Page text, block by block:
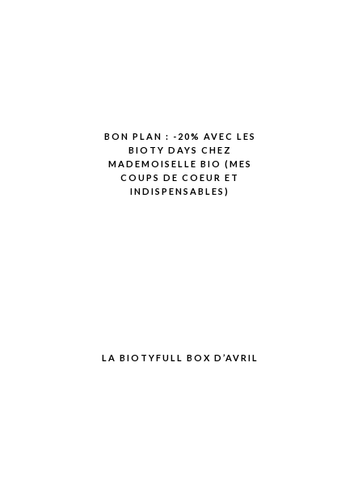
BON PLAN : -20% AVEC LES
BIOTY DAYS CHEZ
MADEMOISELLE BIO (MES
COUPS DE COEUR ET
INDISPENSABLES)
LA BIOTYFULL BOX D’AVRIL